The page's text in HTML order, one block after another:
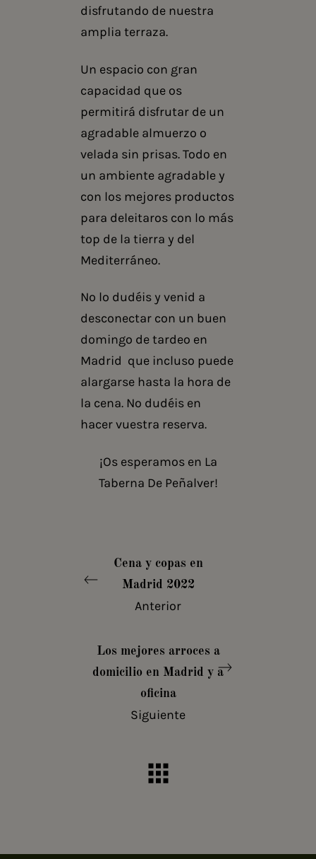
disfrutando de nuestra
amplia terraza.
Un espacio con gran
capacidad que os
permitirá disfrutar de un
agradable almuerzo o
velada sin prisas. Todo en
un ambiente agradable y
con los mejores productos
para deleitaros con lo más
top de la tierra y del
Mediterráneo.
No lo dudéis y venid a
desconectar con un buen
domingo de tardeo en
Madrid que incluso puede
alargarse hasta la hora de
la cena. No dudéis en
hacer vuestra reserva.
¡Os esperamos en La
Taberna De Peñalver!
Cena y copas en
Madrid 2022
Anterior
Los mejores arroces a
domicilio en Madrid y a
oficina
Siguiente